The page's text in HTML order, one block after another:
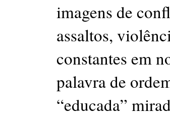
imagens de
assaltos,
constantes em
palavra de
“educada”